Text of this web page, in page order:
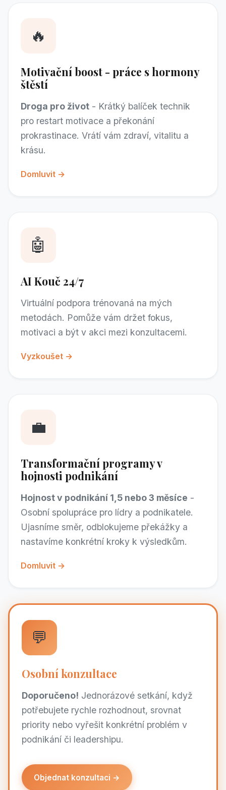
🔥
Motivační boost - práce s hormony
štěstí
Droga pro život - Krátký balíček technik
pro restart motivace a překonání
prokrastinace. Vrátí vám zdraví, vitalitu a
krásu.
Domluvit →
🤖
AI Kouč 24/7
Virtuální podpora trénovaná na mých
metodách. Pomůže vám držet fokus,
motivaci a být v akci mezi konzultacemi.
Vyzkoušet →
💼
Transformační programy v
hojnosti podnikání
Hojnost v podnikání 1,5 nebo 3 měsíce -
Osobní spolupráce pro lídry a podnikatele.
Ujasníme směr, odblokujeme překážky a
nastavíme konkrétní kroky k výsledkům.
Domluvit →
💬
Osobní konzultace
Doporučeno! Jednorázové setkání, když
potřebujete rychle rozhodnout, srovnat
priority nebo vyřešit konkrétní problém v
podnikání či leadershipu.
Objednat konzultaci →